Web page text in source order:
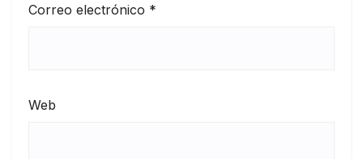
Correo electrónico *
Web